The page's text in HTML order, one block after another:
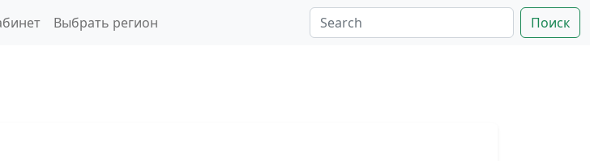
Выбрать регион Поиск